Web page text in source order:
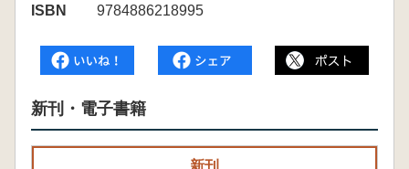
ISBN
9784886218995
新刊・電子書籍
新刊